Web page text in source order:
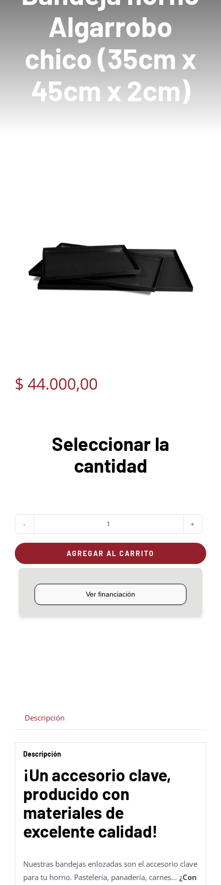
Mayoristas
Carrito
Algarrobo
chico (35cm x
45cm x 2cm)
$ 44.000,00
Seleccionar la
cantidad
Bandeja
horno
Algarrobo
chico
(35cm
x
AGREGAR AL CARRITO
Descripción
Descripción
¡Un accesorio clave,
producido con
materiales de
excelente calidad!
Nuestras bandejas enlozadas son el accesorio clave
para tu horno. Pastelería, panadería, carnes… ¿Con